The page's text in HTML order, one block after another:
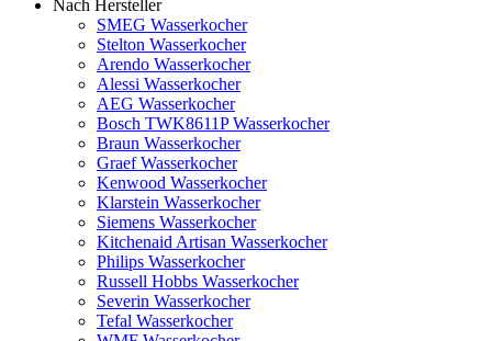
Nach Hersteller
SMEG Wasserkocher
Stelton Wasserkocher
Arendo Wasserkocher
Alessi Wasserkocher
AEG Wasserkocher
Bosch TWK8611P Wasserkocher
Braun Wasserkocher
Graef Wasserkocher
Kenwood Wasserkocher
Klarstein Wasserkocher
Siemens Wasserkocher
Kitchenaid Artisan Wasserkocher
Philips Wasserkocher
Russell Hobbs Wasserkocher
Severin Wasserkocher
Tefal Wasserkocher